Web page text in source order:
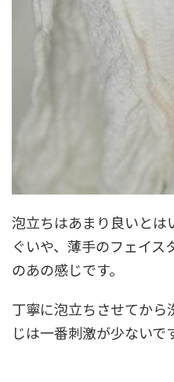
泡立ちはあまり良いとは
ぐいや、薄手のフェイス
のあの感じです。
丁寧に泡立ちさせてか
じは一番刺激が少ないで